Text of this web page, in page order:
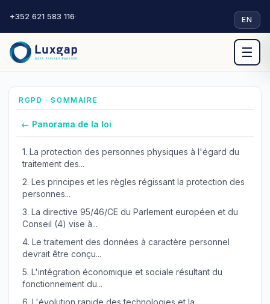
+352 621 583 116· EN
☰
RGPD · SOMMAIRE
← Panorama de la loi
1. La protection des personnes physiques à l'égard du
traitement des...
2. Les principes et les règles régissant la protection des
personnes...
3. La directive 95/46/CE du Parlement européen et du
Conseil (4) vise à...
4. Le traitement des données à caractère personnel
devrait être conçu...
5. L'intégration économique et sociale résultant du
fonctionnement du...
6. L'évolution rapide des technologies et la